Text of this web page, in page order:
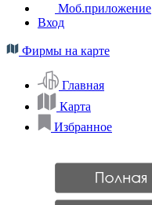
Моб.приложение
Вход
Фирмы на карте
Главная
Карта
Избранное